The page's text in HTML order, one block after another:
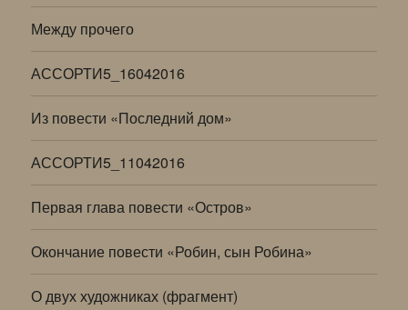
Между прочего
АССОРТИ5_16042016
Из повести «Последний дом»
АССОРТИ5_11042016
Первая глава повести «Остров»
Окончание повести «Робин, сын Робина»
О двух художниках (фрагмент)